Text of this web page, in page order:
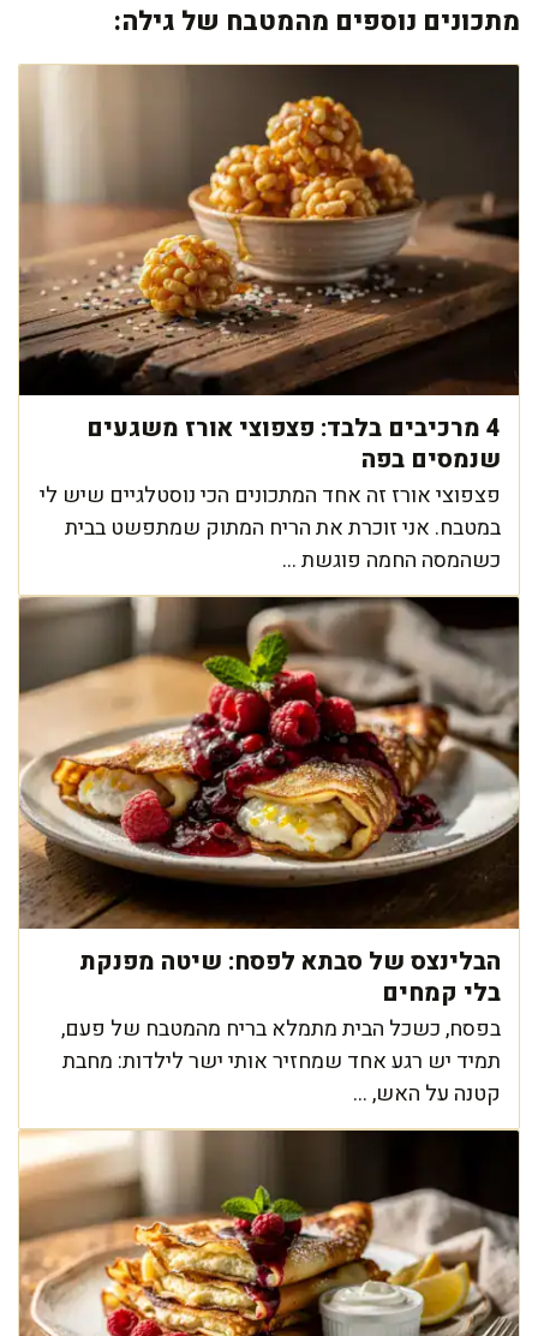
מתכונים נוספים מהמטבח של גילה:
4 מרכיבים בלבד: פצפוצי אורז משגעים
שנמסים בפה
פצפוצי אורז זה אחד המתכונים הכי נוסטלגיים שיש לי
במטבח. אני זוכרת את הריח המתוק שמתפשט בבית
כשהמסה החמה פוגשת ...
הבלינצס של סבתא לפסח: שיטה מפנקת
בלי קמחים
בפסח, כשכל הבית מתמלא בריח מהמטבח של פעם,
תמיד יש רגע אחד שמחזיר אותי ישר לילדות: מחבת
קטנה על האש, ...